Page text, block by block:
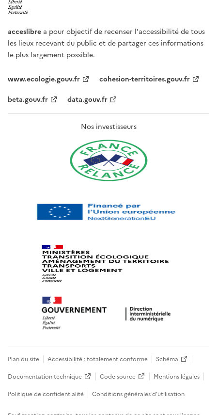
acceslibre a pour objectif de recenser l'accessibilité de tous
les lieux recevant du public et de partager ces informations
le plus largement possible.
www.ecologie.gouv.fr
cohesion-territoires.gouv.fr
beta.gouv.fr
data.gouv.fr
Nos investisseurs
Plan du site Accessibilité : totalement conforme
Schéma
Documentation technique
Code source
Mentions légales
Politique de confidentialité
Conditions générales d’utilisation